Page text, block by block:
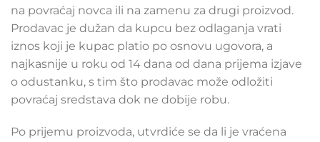
na povraćaj novca ili na zamenu za drugi proizvod.
Prodavac je dužan da kupcu bez odlaganja vrati
iznos koji je kupac platio po osnovu ugovora, a
najkasnije u roku od 14 dana od dana prijema izjave
o odustanku, s tim što prodavac može odložiti
povraćaj sredstava dok ne dobije robu.
Po prijemu proizvoda, utvrdiće se da li je vraćena